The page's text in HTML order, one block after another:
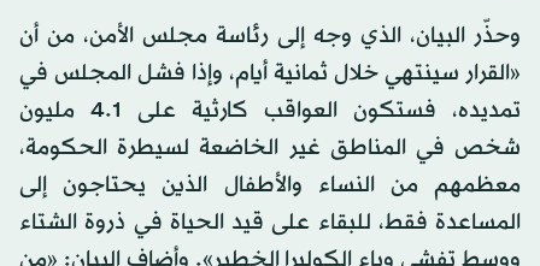
وحذّر البيان، الذي وجه إلى رئاسة مجلس الأمن، من أن
«القرار سينتهي خلال ثمانية أيام، وإذا فشل المجلس في
تمديده، فستكون العواقب كارثية على 4.1 مليون
شخص في المناطق غير الخاضعة لسيطرة الحكومة،
معظمهم من النساء والأطفال الذين يحتاجون إلى
المساعدة فقط، للبقاء على قيد الحياة في ذروة الشتاء
ووسط تفشي وباء الكوليرا الخطير». وأضاف البيان: «من